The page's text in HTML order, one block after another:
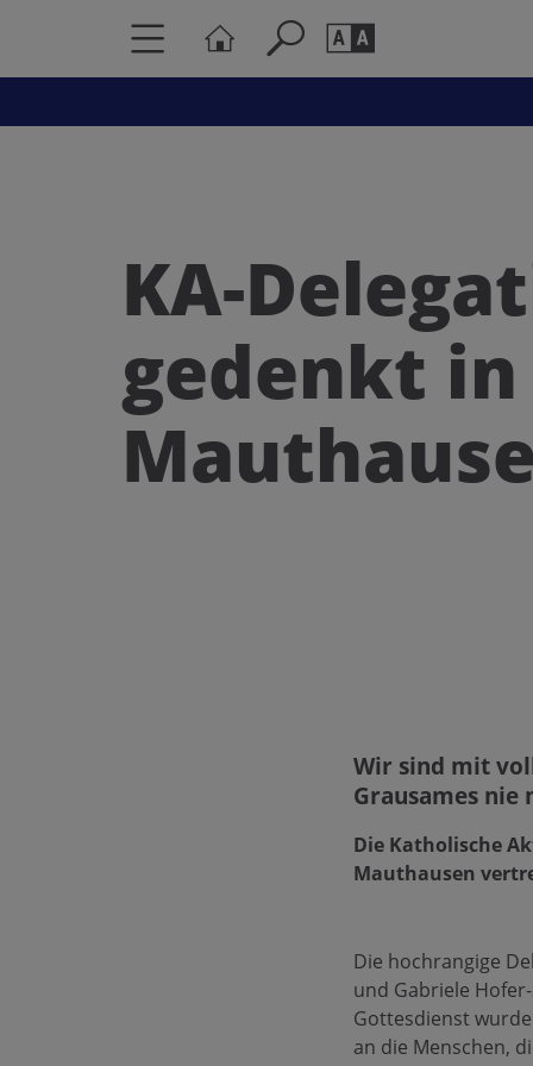
A A
KA-
gedenkt in
Wir sind mit
Grausames nie
Die Katholische
Mauthausen
Die hochrangige
und Gabriele
Gottesdienst
an die Menschen,